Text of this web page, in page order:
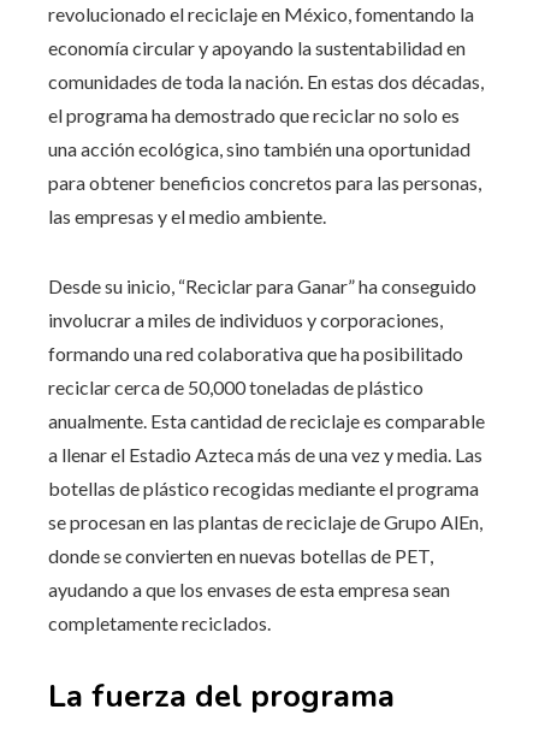
revolucionado el reciclaje en México, fomentando la
economía circular y apoyando la sustentabilidad en
comunidades de toda la nación. En estas dos décadas,
el programa ha demostrado que reciclar no solo es
una acción ecológica, sino también una oportunidad
para obtener beneficios concretos para las personas,
las empresas y el medio ambiente.
Desde su inicio, “Reciclar para Ganar” ha conseguido
involucrar a miles de individuos y corporaciones,
formando una red colaborativa que ha posibilitado
reciclar cerca de 50,000 toneladas de plástico
anualmente. Esta cantidad de reciclaje es comparable
a llenar el Estadio Azteca más de una vez y media. Las
botellas de plástico recogidas mediante el programa
se procesan en las plantas de reciclaje de Grupo AlEn,
donde se convierten en nuevas botellas de PET,
ayudando a que los envases de esta empresa sean
completamente reciclados.
La fuerza del programa